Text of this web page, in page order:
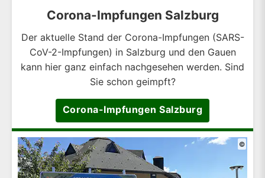
Corona-Impfungen Salzburg
Der aktuelle Stand der Corona-Impfungen (SARS-
CoV-2-Impfungen) in Salzburg und den Gauen
kann hier ganz einfach nachgesehen werden. Sind
Sie schon geimpft?
Corona-Impfungen Salzburg
©